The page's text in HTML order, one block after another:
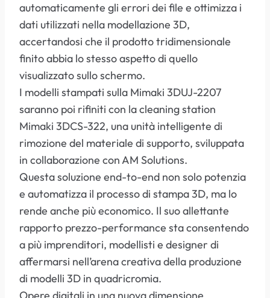
automaticamente gli errori dei file e ottimizza i
dati utilizzati nella modellazione 3D,
accertandosi che il prodotto tridimensionale
finito abbia lo stesso aspetto di quello
visualizzato sullo schermo.
I modelli stampati sulla Mimaki 3DUJ-2207
saranno poi rifiniti con la cleaning station
Mimaki 3DCS-322, una unità intelligente di
rimozione del materiale di supporto, sviluppata
in collaborazione con AM Solutions.
Questa soluzione end-to-end non solo potenzia
e automatizza il processo di stampa 3D, ma lo
rende anche più economico. Il suo allettante
rapporto prezzo-performance sta consentendo
a più imprenditori, modellisti e designer di
affermarsi nell’arena creativa della produzione
di modelli 3D in quadricromia.